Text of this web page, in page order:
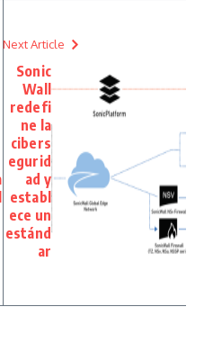
Next Article
Sonic
Wall
redefi
ne la
cibers
egurid
ad y
establ
ece un
estánd
ar